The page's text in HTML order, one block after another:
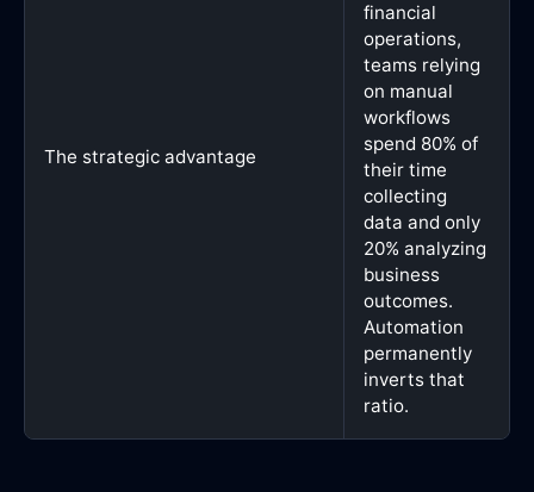
The strategic advantage
financial
operations,
teams relying
on manual
workflows
spend 80% of
their time
collecting
data and only
20% analyzing
business
outcomes.
Automation
permanently
inverts that
ratio.